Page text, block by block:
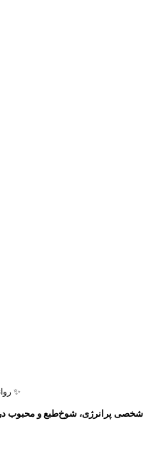
✨
شخصی پرانرژی، شوخ‌طبع و محبوب در